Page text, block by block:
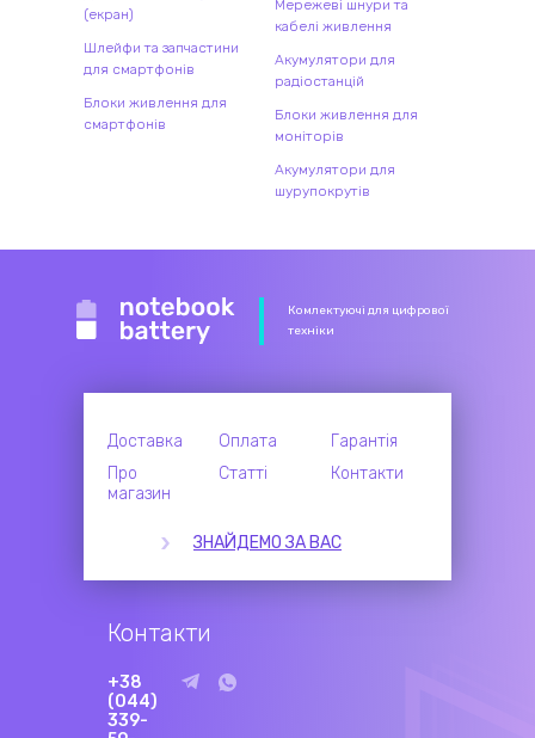
(екран)
Шлейфи та запчастини
для смартфонів
Блоки живлення для
смартфонів
Мережеві шнури та
кабелі живлення
Акумулятори для
радіостанцій
Блоки живлення для
моніторів
Акумулятори для
шурупокрутів
Комлектуючі для цифрової
техніки
Доставка Оплата
Гарантія
Про
магазин
Статті Контакти
ЗНАЙДЕМО ЗА ВАС
Контакти
+38
(044)
339-